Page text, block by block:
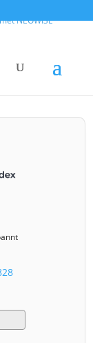
NEOWISE